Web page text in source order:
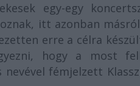
egy-egy
itt azonban
erre a célra
hogy a most
nevével fémjelzett